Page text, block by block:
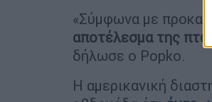
«Σύμφωνα με
αποτέλεσμα της
δήλωσε ο Popko.
Η αμερικανική